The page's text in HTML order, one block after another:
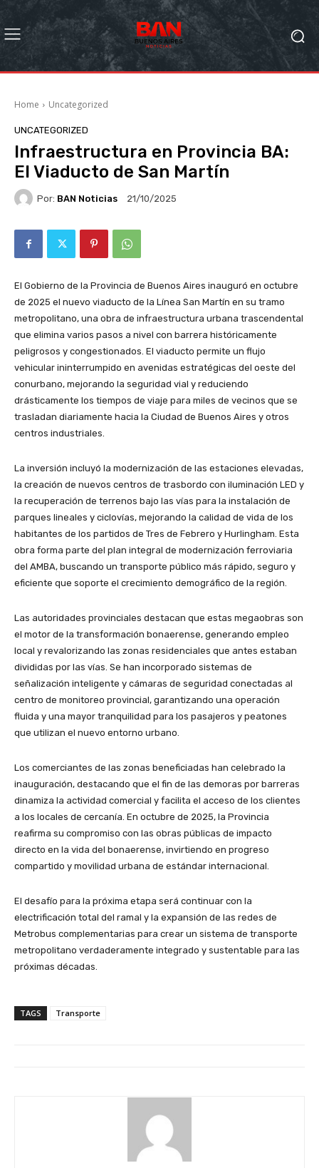
Home Uncategorized
UNCATEGORIZED
Infraestructura en Provincia BA:
El Viaducto de San Martín
Por: BAN Noticias 21/10/2025
El Gobierno de la Provincia de Buenos Aires inauguró en octubre
de 2025 el nuevo viaducto de la Línea San Martín en su tramo
metropolitano, una obra de infraestructura urbana trascendental
que elimina varios pasos a nivel con barrera históricamente
peligrosos y congestionados. El viaducto permite un flujo
vehicular ininterrumpido en avenidas estratégicas del oeste del
conurbano, mejorando la seguridad vial y reduciendo
drásticamente los tiempos de viaje para miles de vecinos que se
trasladan diariamente hacia la Ciudad de Buenos Aires y otros
centros industriales.
La inversión incluyó la modernización de las estaciones elevadas,
la creación de nuevos centros de trasbordo con iluminación LED y
la recuperación de terrenos bajo las vías para la instalación de
parques lineales y ciclovías, mejorando la calidad de vida de los
habitantes de los partidos de Tres de Febrero y Hurlingham. Esta
obra forma parte del plan integral de modernización ferroviaria
del AMBA, buscando un transporte público más rápido, seguro y
eficiente que soporte el crecimiento demográfico de la región.
Las autoridades provinciales destacan que estas megaobras son
el motor de la transformación bonaerense, generando empleo
local y revalorizando las zonas residenciales que antes estaban
divididas por las vías. Se han incorporado sistemas de
señalización inteligente y cámaras de seguridad conectadas al
centro de monitoreo provincial, garantizando una operación
fluida y una mayor tranquilidad para los pasajeros y peatones
que utilizan el nuevo entorno urbano.
Los comerciantes de las zonas beneficiadas han celebrado la
inauguración, destacando que el fin de las demoras por barreras
dinamiza la actividad comercial y facilita el acceso de los clientes
a los locales de cercanía. En octubre de 2025, la Provincia
reafirma su compromiso con las obras públicas de impacto
directo en la vida del bonaerense, invirtiendo en progreso
compartido y movilidad urbana de estándar internacional.
El desafío para la próxima etapa será continuar con la
electrificación total del ramal y la expansión de las redes de
Metrobus complementarias para crear un sistema de transporte
metropolitano verdaderamente integrado y sustentable para las
próximas décadas.
TAGS Transporte